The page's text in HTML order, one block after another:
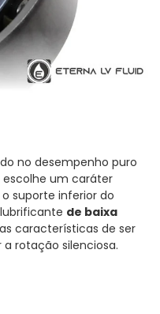
no desempenho puro
escolhe um caráter
suporte inferior do
de baixa
características de ser
rotação silenciosa.